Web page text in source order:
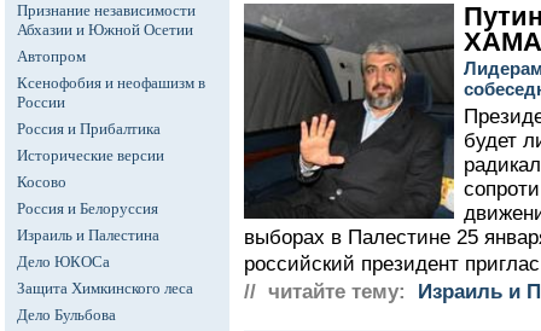
Признание независимости
Абхазии и Южной Осетии
Автопром
Ксенофобия и неофашизм в
России
Россия и Прибалтика
Исторические версии
Косово
Россия и Белоруссия
Израиль и Палестина
Дело ЮКОСа
Защита Химкинского леса
Дело Бульбова
будет
выборах в Палестине 25
российский президент
// читайте тему:
Израиль и